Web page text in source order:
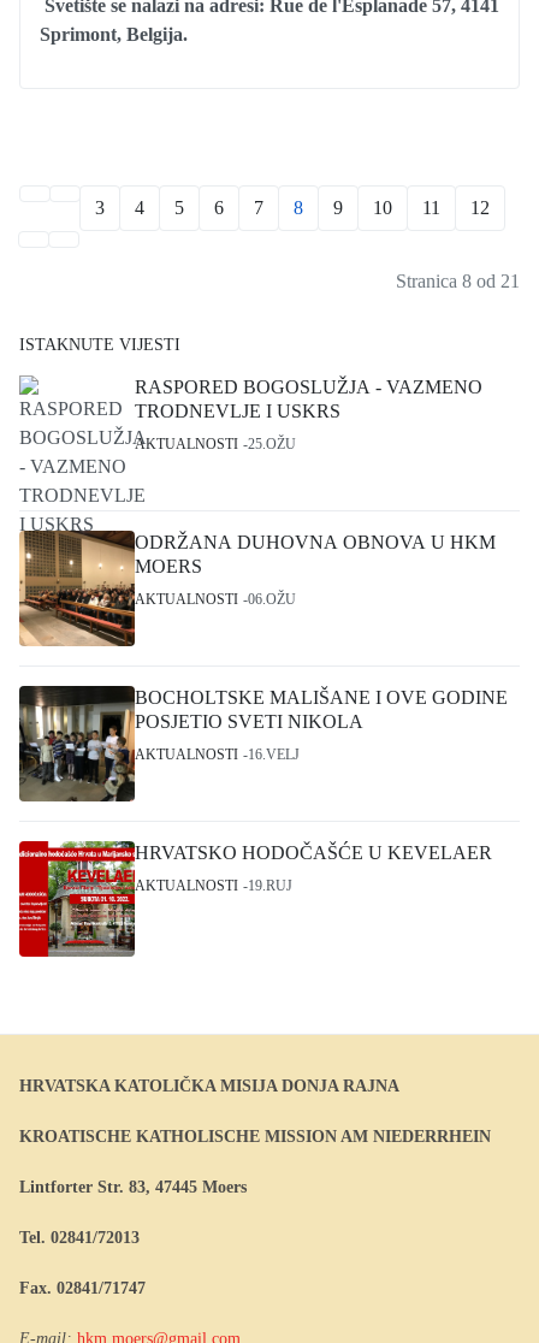
Svetište se nalazi na adresi: Rue de l'Esplanade 57, 4141
Sprimont, Belgija.
3 4 5 6 7 8 9 10 11 12
Stranica 8 od 21
ISTAKNUTE VIJESTI
RASPORED BOGOSLUŽJA - VAZMENO
TRODNEVLJE I USKRS
AKTUALNOSTI 25.OŽU
ODRŽANA DUHOVNA OBNOVA U HKM
MOERS
AKTUALNOSTI 06.OŽU
BOCHOLTSKE MALIŠANE I OVE GODINE
POSJETIO SVETI NIKOLA
AKTUALNOSTI 16.VELJ
HRVATSKO HODOČAŠĆE U KEVELAER
AKTUALNOSTI 19.RUJ
HRVATSKA KATOLIČKA MISIJA DONJA RAJNA
KROATISCHE KATHOLISCHE MISSION AM NIEDERRHEIN
Lintforter Str. 83, 47445 Moers
Tel. 02841/72013
Fax. 02841/71747
E-mail: hkm.moers@gmail.com